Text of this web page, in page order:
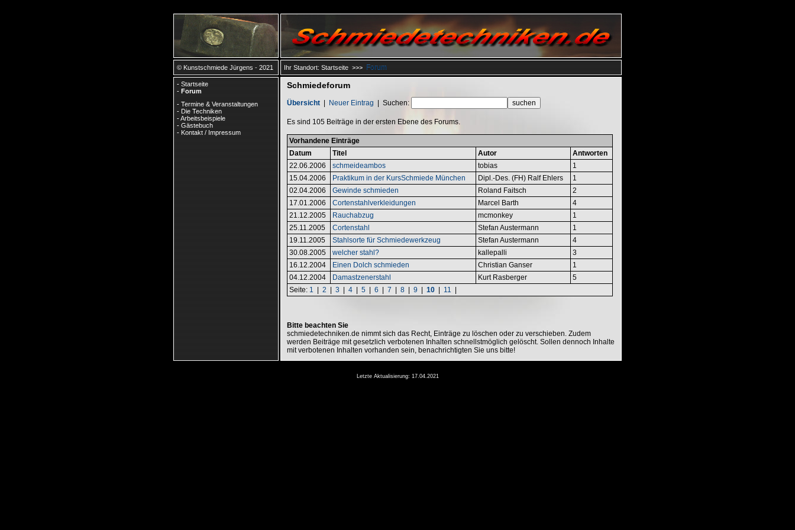
© Kunstschmiede Jürgens - 2021 Ihr Standort:Startseite>>>Forum
-Startseite
-Forum
-Termine & Veranstaltungen
-Die Techniken
-Arbeitsbeispiele
-Gästebuch
-Kontakt / Impressum
Schmiedeforum
Übersicht | Neuer Eintrag | Suchen:
Es sind 105 Beiträge in der ersten Ebene des Forums.
Vorhandene Einträge
Datum
Titel Autor
Antworten
22.06.2006
schmeideambos tobias
1
15.04.2006
Praktikum in der KursSchmiede München Dipl.-Des. (FH) Ralf Ehlers
1
02.04.2006
Gewinde schmieden Roland Faitsch
2
17.01.2006
Cortenstahlverkleidungen Marcel Barth
4
21.12.2005
Rauchabzug mcmonkey
1
25.11.2005
Cortenstahl Stefan Austermann
1
19.11.2005
Stahlsorte für Schmiedewerkzeug Stefan Austermann
4
30.08.2005
welcher stahl? kallepalli
3
16.12.2004
Einen Dolch schmieden Christian Ganser
1
04.12.2004
Damastzenerstahl Kurt Rasberger
5
Seite: 1 | 2 | 3 | 4 | 5 | 6 | 7 | 8 | 9 | 10 | 11 |
Bitte beachten Sie
schmiedetechniken.de nimmt sich das Recht, Einträge zu löschen oder zu verschieben. Zudem
werden Beiträge mit gesetzlich verbotenen Inhalten schnellstmöglich gelöscht. Sollen dennoch Inhalte
mit verbotenen Inhalten vorhanden sein, benachrichtigten Sie uns bitte!
Letzte Aktualisierung: 17.04.2021